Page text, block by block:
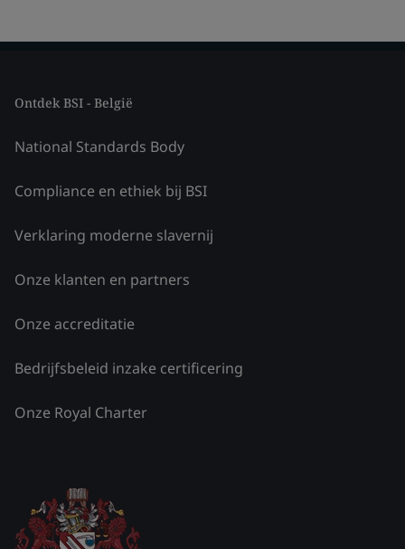
Ontdek BSI - België
National Standards Body
Compliance en ethiek bij BSI
Verklaring moderne slavernij
Onze klanten en partners
Onze accreditatie
Bedrijfsbeleid inzake certificering
Onze Royal Charter